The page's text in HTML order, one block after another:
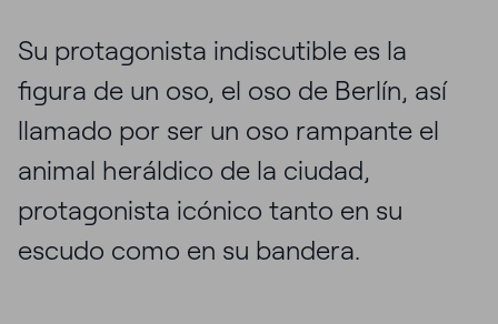
Su protagonista indiscutible es la
figura de un oso, el oso de Berlín, así
llamado por ser un oso rampante el
animal heráldico de la ciudad,
protagonista icónico tanto en su
escudo como en su bandera.